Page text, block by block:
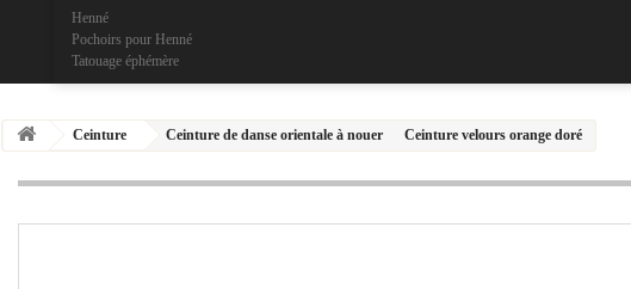
Henné
Pochoirs pour Henné
Tatouage éphémère
Ceinture Ceinture de danse orientale à nouer Ceinture velours orange doré